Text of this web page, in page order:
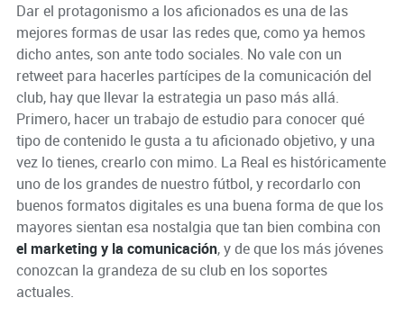
Dar el protagonismo a los aficionados es una de las
mejores formas de usar las redes que, como ya hemos
dicho antes, son ante todo sociales. No vale con un
retweet para hacerles partícipes de la comunicación del
club, hay que llevar la estrategia un paso más allá.
Primero, hacer un trabajo de estudio para conocer qué
tipo de contenido le gusta a tu aficionado objetivo, y una
vez lo tienes, crearlo con mimo. La Real es históricamente
uno de los grandes de nuestro fútbol, y recordarlo con
buenos formatos digitales es una buena forma de que los
mayores sientan esa nostalgia que tan bien combina con
el marketing y la comunicación, y de que los más jóvenes
conozcan la grandeza de su club en los soportes
actuales.